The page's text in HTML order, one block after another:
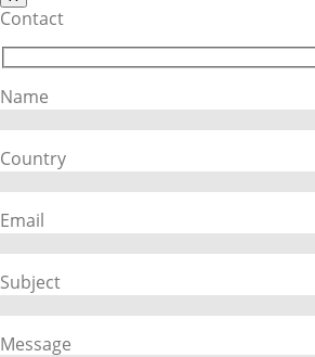
Contact
Name
Country
Email
Subject
Message